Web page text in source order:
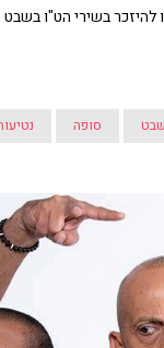
להיזכר בשירי הט"ו
סופה